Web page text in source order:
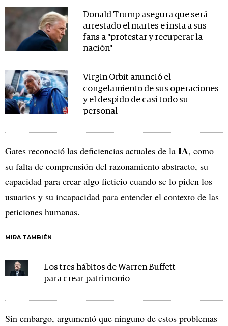
Donald Trump asegura que será
arrestado el martes e insta a sus
fans a "protestar y recuperar la
nación"
Virgin Orbit anunció el
congelamiento de sus operaciones
y el despido de casi todo su
personal
Gates reconoció las deficiencias actuales de la IA, como
su falta de comprensión del razonamiento abstracto, su
capacidad para crear algo ficticio cuando se lo piden los
usuarios y su incapacidad para entender el contexto de las
peticiones humanas.
MIRA TAMBIÉN
Los tres hábitos de Warren Buffett
para crear patrimonio
Sin embargo, argumentó que ninguno de estos problemas